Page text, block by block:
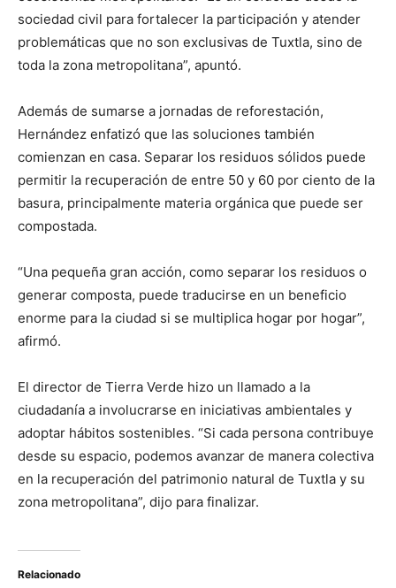
sociedad civil para fortalecer la participación y atender
problemáticas que no son exclusivas de Tuxtla, sino de
toda la zona metropolitana”, apuntó.
Además de sumarse a jornadas de reforestación,
Hernández enfatizó que las soluciones también
comienzan en casa. Separar los residuos sólidos puede
permitir la recuperación de entre 50 y 60 por ciento de la
basura, principalmente materia orgánica que puede ser
compostada.
“Una pequeña gran acción, como separar los residuos o
generar composta, puede traducirse en un beneficio
enorme para la ciudad si se multiplica hogar por hogar”,
afirmó.
El director de Tierra Verde hizo un llamado a la
ciudadanía a involucrarse en iniciativas ambientales y
adoptar hábitos sostenibles. “Si cada persona contribuye
desde su espacio, podemos avanzar de manera colectiva
en la recuperación del patrimonio natural de Tuxtla y su
zona metropolitana”, dijo para finalizar.
Relacionado